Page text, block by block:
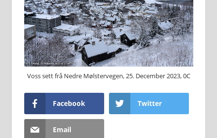
Voss sett frå Nedre Mølstervegen, 25. December 2023, 0C
Facebook Twitter
Email